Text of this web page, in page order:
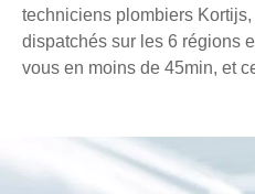
techniciens plombiers
dispatchés sur les 6 régions
vous en moins de 45min, et